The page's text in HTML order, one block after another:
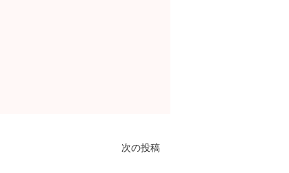
次の投稿